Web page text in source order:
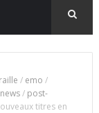
/ emo /
news/ post-
titres en